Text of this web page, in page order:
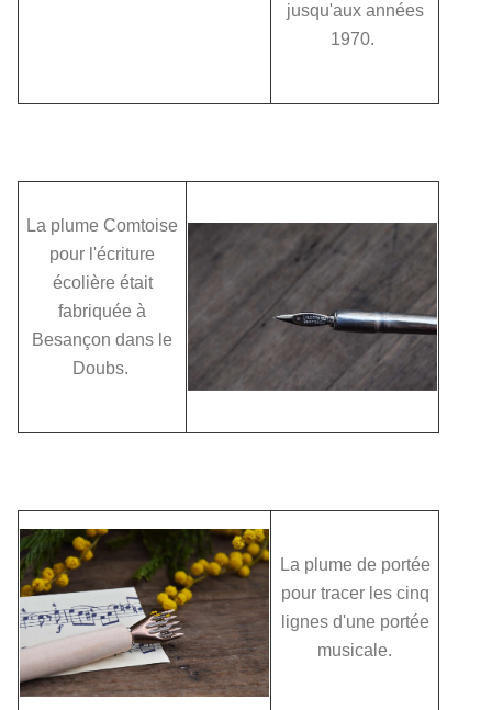
jusqu'aux années
1970.
La plume Comtoise
pour l'écriture
écolière était
fabriquée à
Besançon dans le
Doubs.
La plume de portée
pour tracer les cinq
lignes d'une portée
musicale.